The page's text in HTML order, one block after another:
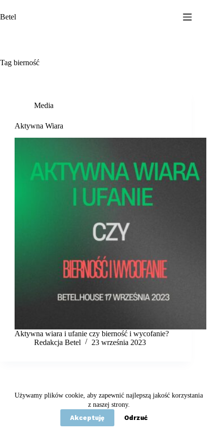
do
treści
Używamy plików cookie, aby zapewnić najlepszą jakość korzystania
z naszej strony.
Akceptuję
Odrzuć
Betel
Tag bierność
Media
Aktywna Wiara
Aktywna wiara i ufanie czy bierność i wycofanie?
Redakcja Betel
23 września 2023
Copyright © 2020 - 2026 Betel